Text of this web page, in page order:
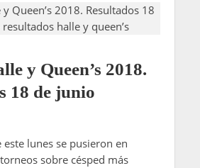
y Queen’s 2018.
18 de junio
este lunes se pusieron en
sobre césped más